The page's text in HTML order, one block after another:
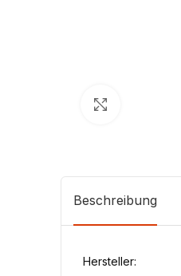
Beschreibung
Hersteller: